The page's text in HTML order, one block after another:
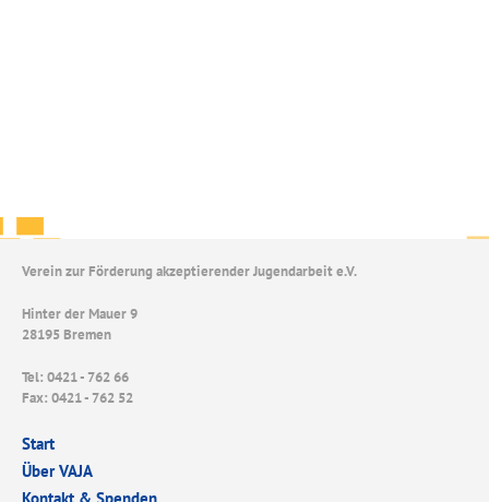
Verein zur Förderung akzeptierender Jugendarbeit e.V.
Hinter der Mauer 9
28195 Bremen
Tel: 0421 - 762 66
Fax: 0421 - 762 52
Start
Über VAJA